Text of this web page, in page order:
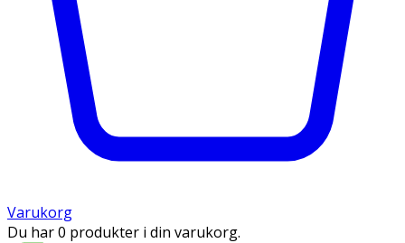
Varukorg
Du har 0 produkter i din varukorg.